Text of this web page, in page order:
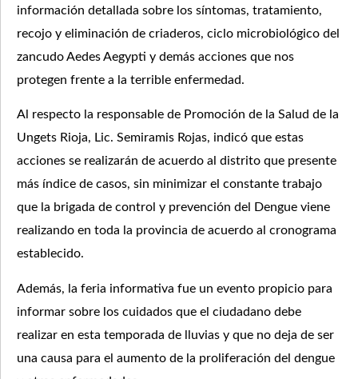
información detallada sobre los síntomas, tratamiento,
recojo y eliminación de criaderos, ciclo microbiológico del
zancudo Aedes Aegypti y demás acciones que nos
protegen frente a la terrible enfermedad.
Al respecto la responsable de Promoción de la Salud de la
Ungets Rioja, Lic. Semiramis Rojas, indicó que estas
acciones se realizarán de acuerdo al distrito que presente
más índice de casos, sin minimizar el constante trabajo
que la brigada de control y prevención del Dengue viene
realizando en toda la provincia de acuerdo al cronograma
establecido.
Además, la feria informativa fue un evento propicio para
informar sobre los cuidados que el ciudadano debe
realizar en esta temporada de lluvias y que no deja de ser
una causa para el aumento de la proliferación del dengue